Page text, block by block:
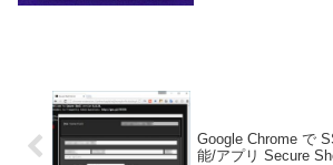
セーバーを実行す
Google Chrome で
能/アプリ Secure